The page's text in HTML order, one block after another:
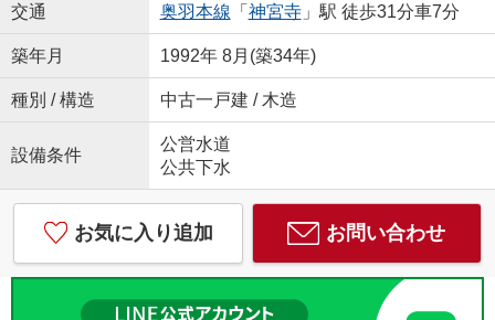
交通 奥羽本線 「 神宮寺」駅 徒歩31分車7分
築年月 1992年 8月(築34年)
種別 / 構造 中古一戸建 / 木造
設備条件
公営水道
公共下水
お気に入り追加 お問い合わせ